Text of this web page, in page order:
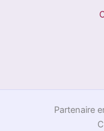
Partenaire